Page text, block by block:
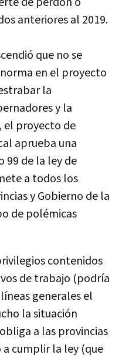
anterioresal 2019.
ó que nose
norma en el proyecto
la
y la
, el proyecto de
aprueba una
99 de la leyde
a todos los
yGobierno de la
de polémicas
contenidos
detrabajo (podría
líneasgeneralesel
lasituación
obliga a las provincias
a cumplir la ley (que